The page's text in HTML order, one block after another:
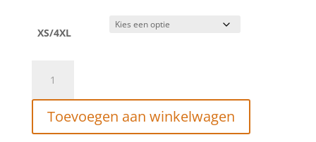
XS/4XL
TRUST
SIMON
KNIT
Toevoegen aan winkelwagen